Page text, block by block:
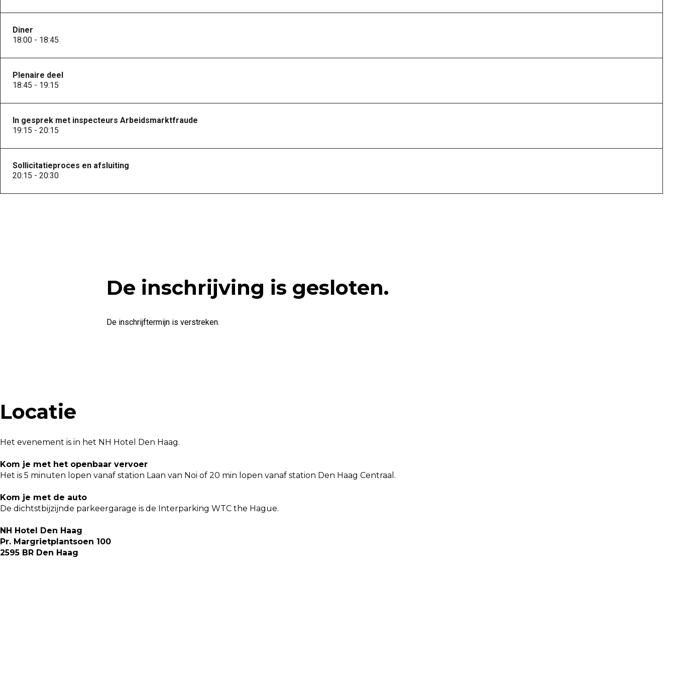
Diner
18:00 - 18:45
Plenaire deel
18:45 - 19:15
In gesprek met inspecteurs Arbeidsmarktfraude
19:15 - 20:15
Sollicitatieproces en afsluiting
20:15 - 20:30
De inschrijving is gesloten.
De inschrijftermijn is verstreken.
Locatie
Het evenement is in het NH Hotel Den Haag.
Kom je met het openbaar vervoer
Het is 5 minuten lopen vanaf station Laan van Noi of 20 min lopen vanaf station Den Haag Centraal.
Kom je met de auto
De dichtstbijzijnde parkeergarage is de Interparking WTC the Hague.
NH Hotel Den Haag
Pr. Margrietplantsoen 100
2595 BR Den Haag